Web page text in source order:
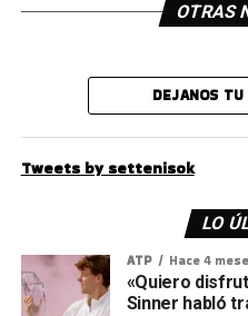
OTRAS
DEJANOS
Tweets by settenisok
LO
ATP Hace 4
«Quiero
Sinner habló